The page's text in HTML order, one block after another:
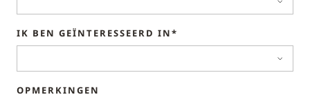
IK BEN GEÏNTERESSEERD IN*
OPMERKINGEN